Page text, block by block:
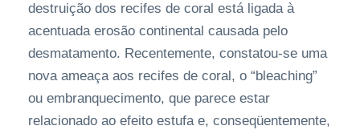
destruição dos recifes de coral está ligada à
acentuada erosão continental causada pelo
desmatamento. Recentemente, constatou-se uma
nova ameaça aos recifes de coral, o “bleaching”
ou embranquecimento, que parece estar
relacionado ao efeito estufa e, conseqüentemente,